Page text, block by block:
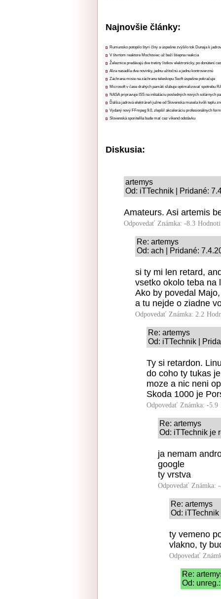
Najnovšie články:
Rumunsko potopilo štyri člny a úspešne zvýšilo tok Dunaja k
V štvrtom reaktore Mochoviec už beží štiepna reakcia
Železnice predávajú dve tretiny lístkov elektronicky, po donútení
Alza nasadila dve novinky, jednu užitočnú a jednu kontroverznú
Záchrana misie na záchranu teleskopu Swift úspešne pokračuje
Microsoft v čase drahých pamätí sľubuje optimalizovať spotrebu
NASA pripravuje ISS na inštaláciu posledných nových solárnych
Ďalšia jadrová elektráreň južne od Slovenska musela kvôli teplu
Vydaný nový FFmpeg 9.0, zlepšil akceleráciu profesionálnych
Slovenská sporiteľňa bude mať cez víkend odstávku
Diskusia:
artemys
Od: iTTechnik | Pridané:
Amateurs. Asi artemis
Odpovedať Známka: -8.3
Re: artemys
Od: ach | Pridané:
si ty mi len retard,
vsetko okolo teba na
Ako by povedal
a tu nejde o ziadne
Odpovedať Známka: 2.2
Re: artemys
Od: iTTechnik |
Ty si retardon.
do coho ty tukas
moze a nic neni
Skoda 1000 je
Odpovedať Známka: -5.9
Re: artemys
Od: iTTechnik je
ja nemam
google
ty vrstva
Odpovedať Známka:
Re: artemys
Od:
ty vemeno
vlakno, ty
Odpovedať
Re:
Od: